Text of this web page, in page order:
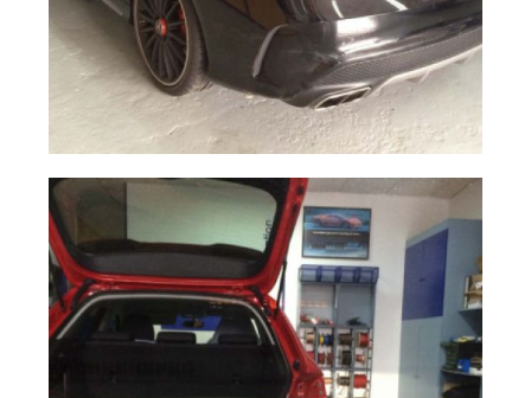
Sensores
pintados del
color de la
carrocería.
Ampliar